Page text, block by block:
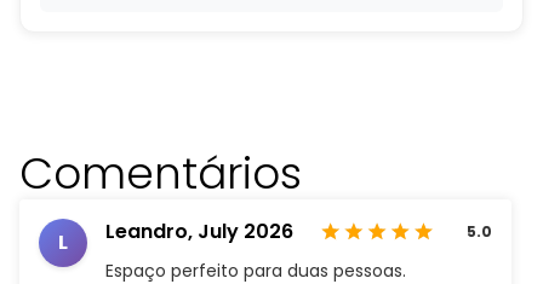
Comentários
L Leandro, July 2026 5.0
Espaço perfeito para duas pessoas.